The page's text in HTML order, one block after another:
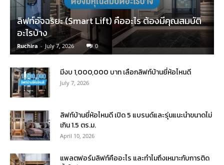
ลิฟท์อัจฉริยะ (Smart Lift) คืออะไร ต้องมีคุณสมบัติ
อะไรบ้าง
Ruchira - July 7, 2026 0
มีงบ 1,000,000 บาท เลือกลิฟท์บ้านยี่ห้อไหนดี
July 7, 2026
ลิฟท์บ้านยี่ห้อไหนดี เปิด 5 แบรนด์และรุ่นแนะนำขนาดไม่
เกิน 1.5 ตร.ม.
April 10, 2026
แพลตฟอร์มลิฟท์คืออะไร และทำไมถึงเหมาะกับการติด